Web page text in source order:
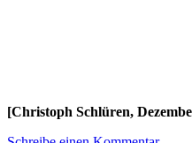
[Christoph Schlüren,